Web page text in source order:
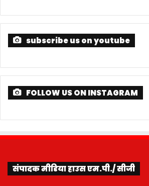
subscribe us on youtube
FOLLOW US ON INSTAGRAM
संपादक मीडिया हाउस एम.पी./ सीजी